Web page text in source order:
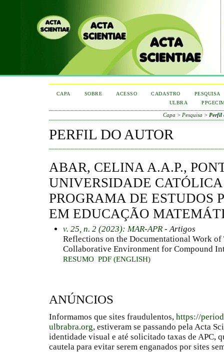
CAPA SOBRE ACESSO CADASTRO
PESQUISA
ULBRA
Capa > Pesquisa > Perfil
PERFIL DO AUTOR
ABAR, CELINA A.A.P.,
UNIVERSIDADE
PROGRAMA DE ESTUDOS
EM EDUCAÇÃO
v. 25, n. 2 (2023): MAR-APR - Artigos
Reflections on the Documentational Work of
Collaborative Environment for Compound
RESUMO PDF (ENGLISH)
ANÚNCIOS
Informamos que sites fraudulentos, https://
ulbrabra.org, estiveram se passando pela Acta
identidade visual e até solicitado taxas de APC,
cautela para evitar serem enganados por sites